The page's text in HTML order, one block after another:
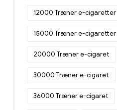
12000 Træner e-cigaretter
15000 Træner e-cigaretter
20000 Træner e-cigaret
30000 Træner e-cigaret
36000 Træner e-cigaret